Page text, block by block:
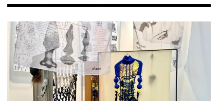
MITGLIEDSCHAFT
NEWSLETTER
INSTAGRAM